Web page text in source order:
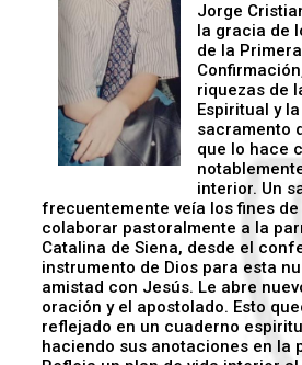
Jorge
la gracia de
de la
riquezas de
Espiritual y
sacramento
que lo hace
interior. Un
frecuentemente veía los fines de
colaborar pastoralmente a la
Catalina de Siena, desde el
instrumento de Dios para esta
amistad con Jesús. Le abre
oración y el apostolado. Esto
reflejado en un cuaderno
haciendo sus anotaciones en la